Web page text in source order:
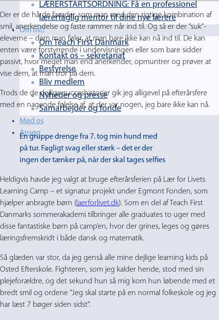
LÆRERSTARTSORDNING: Få en professionel
lærerfaglig mentor til dine nye lærere
Om os
Om Teach First Danmark
Kontakt os – sekretariat
Bestyrelse
Bliv medlem
Nyheder og presse
Samarbejder og fonde
Mød os
Ansøg
Der er de hårde facader, som man med den rigtige kombination af
smil, anerkendelse og faste rammer når ind til. Og så er der ”suk”-
eleverne – dem man føler, at man bare ikke kan nå ind til. De kan
enten være forstyrrende i undervisningen eller som bare sidder
passivt, hvor meget man end anerkender, opmuntrer og prøver at
vise dem, at man tror på dem.
Trods de de dejlige succeshistorier gik jeg alligevel på efterårsfere
med en nagende følelse af, at der var nogen, jeg bare ikke kan nå.
En gruppe drenge fra 7. tog min hund med
på tur. Fagligt svag eller stærk – det er der
ingen der tænker på, når der skal tages selfies
Heldigvis havde jeg valgt at bruge efterårsferien på Lær for Livets
Learning Camp – et signatur projekt under Egmont Fonden, som
hjælper anbragte børn (laerforlivet.dk). Som en del af Teach First
Danmarks sommerakademi tilbringer alle graduates to uger med
disse fantastiske børn på camp’en, hvor der grines, leges og gøres
læringsfremskridt i både dansk og matematik.
Så glæden var stor, da jeg genså alle mine dejlige learning kids på
Osted Efterskole. Fighteren, som jeg kalder hende, stod med sin
plejeforældre, og det sekund hun så mig kom hun løbende med et
bredt smil og ordene ”Jeg skal starte på en normal folkeskole og jeg
har læst 7 bøger siden sidst”.